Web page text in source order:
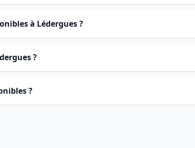
à Lédergues ?
?
?